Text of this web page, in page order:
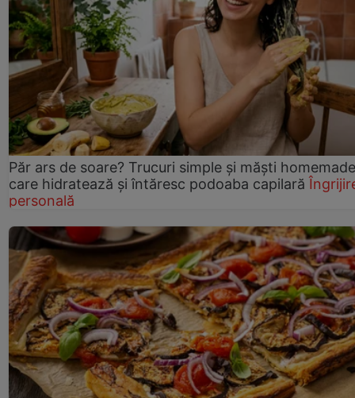
Păr ars de soare? Trucuri simple și măști homemade
care hidratează și întăresc podoaba capilară
personală